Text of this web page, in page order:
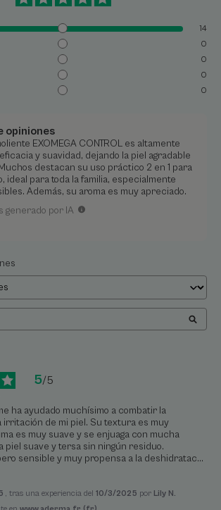
14
0
0
0
0
opiniones
EXOMEGA CONTROL es altamente
y suavidad, dejando la piel agradable
destacan su uso práctico 2 en 1 para
ideal para toda la familia, especialmente
Además, su aroma es muy apreciado.
generado por IA
5/5
ha ayudado muchísimo a combatir la
irritación de mi piel. Su textura es muy
es muy suave y se enjuaga con mucha
piel suave y tersa sin ningún residuo.
sensible y muy propensa a la deshidratac...
, tras una experiencia del 10/3/2025 por Lily N.